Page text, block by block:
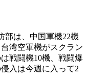
部は、中国軍機22機
湾空軍機がスクラン
戦闘機10機、戦闘爆
入は今週に入って2